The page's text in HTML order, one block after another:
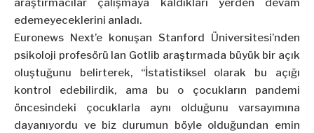
araştırmacılar çalışmaya kaldıkları yerden devam
edemeyeceklerini anladı.
Euronews Next’e konuşan Stanford Üniversitesi’nden
psikoloji profesörü Ian Gotlib araştırmada büyük bir açık
oluştuğunu belirterek, “İstatistiksel olarak bu açığı
kontrol edebilirdik, ama bu o çocukların pandemi
öncesindeki çocuklarla aynı olduğunu varsayımına
dayanıyordu ve biz durumun böyle olduğundan emin